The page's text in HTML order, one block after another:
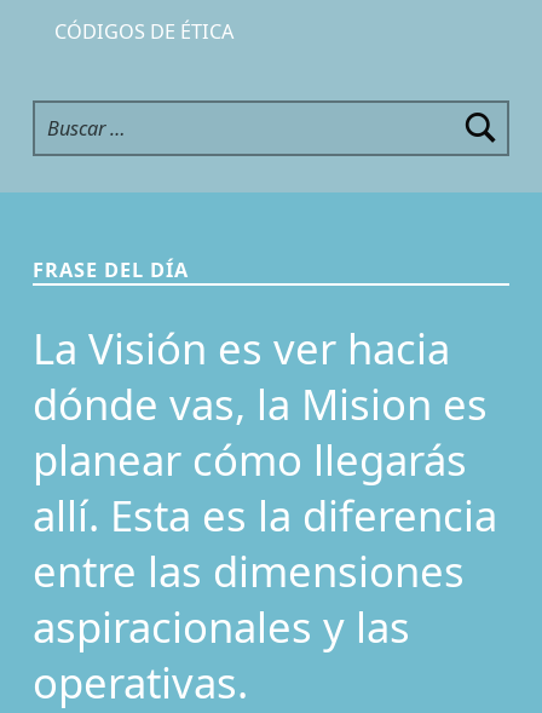
CÓDIGOS DE ÉTICA
Buscar:
FRASE DEL DÍA
La Visión es ver hacia
dónde vas, la Mision es
planear cómo llegarás
allí. Esta es la diferencia
entre las dimensiones
aspiracionales y las
operativas.